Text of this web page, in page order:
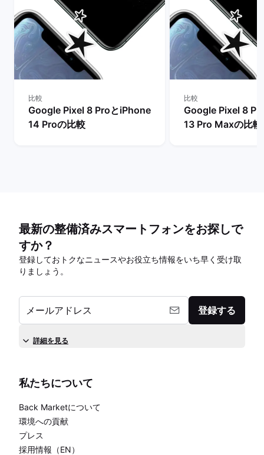
比較
Google Pixel 8 ProとiPhone
14 Proの比較
比較
Google Pixel 8
13 Pro Maxの比較
最新の整備済みスマートフォンをお探しで
すか？
登録しておトクなニュースやお役立ち情報をいち早く受け取
りましょう。
メールアドレス 登録する
詳細を見る
私たちについて
Back Marketについて
環境への貢献
プレス
採用情報（EN）